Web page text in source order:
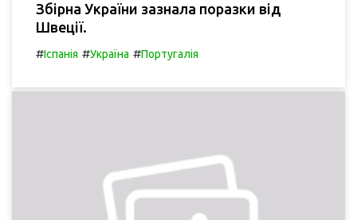
Збірна України зазнала поразки від
Швеції.
#Іспанія #Україна #Португалія